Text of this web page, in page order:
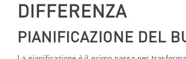
DIFFERENZA
PIANIFICAZIONE DEL